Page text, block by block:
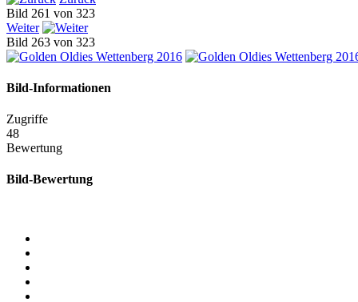
Bild 261 von 323
Weiter
Bild 263 von 323
Bild-Informationen
Zugriffe
48
Bewertung
Bild-Bewertung